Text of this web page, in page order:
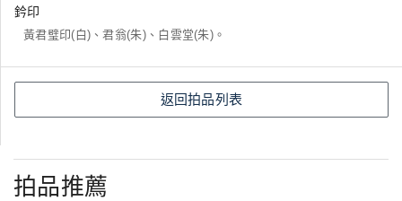
鈐印
黃君璧印(白)、君翁(朱)、白雲堂(朱)。
返回拍品列表
拍品推薦